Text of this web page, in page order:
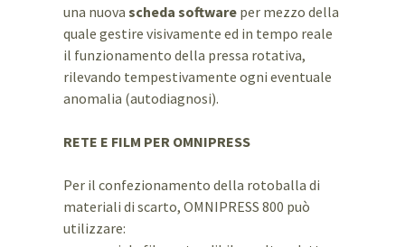
una nuovascheda software per mezzo della
quale gestire visivamente ed in tempo reale
il funzionamento della pressa rotativa,
rilevando tempestivamente ogni eventuale
anomalia (autodiagnosi).
RETE E FILM PER OMNIPRESS
Per il confezionamento della rotoballa di
materiali di scarto, OMNIPRESS 800 può
utilizzare: